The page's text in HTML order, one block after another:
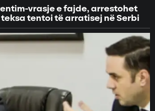
vrasje e fajde, arrestohet
teksa tentoi të arratisej në Serbi